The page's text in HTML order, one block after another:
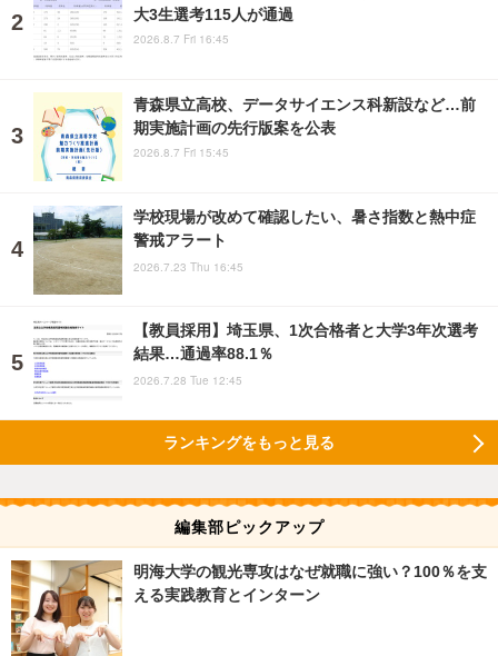
大3生選考115人が通過
2026.8.7 Fri 16:45
青森県立高校、データサイエンス科新設など…前
期実施計画の先行版案を公表
2026.8.7 Fri 15:45
学校現場が改めて確認したい、暑さ指数と熱中症
警戒アラート
2026.7.23 Thu 16:45
【教員採用】埼玉県、1次合格者と大学3年次選考
結果…通過率88.1％
2026.7.28 Tue 12:45
ランキングをもっと見る
編集部ピックアップ
明海大学の観光専攻はなぜ就職に強い？100％を支
える実践教育とインターン